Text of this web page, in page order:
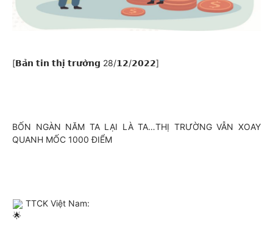
[𝗕𝗮̉𝗻 𝘁𝗶𝗻 𝘁𝗵𝗶̣ 𝘁𝗿𝘂̛𝗼̛̀𝗻𝗴 28/𝟭𝟮/𝟮𝟬𝟮𝟮]
BỐN NGÀN NĂM TA LẠI LÀ TA…THỊ TRƯỜNG VẪN XOAY
QUANH MỐC 1000 ĐIỂM
TTCK Việt Nam: